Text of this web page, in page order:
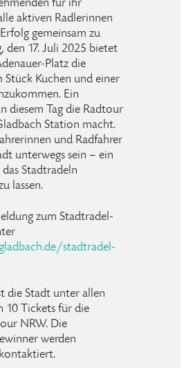
für ihr
aktiven Radlerinnen
gemeinsam zu
den 17. Juli 2025 bietet
Platz die
Stück Kuchen und einer
Ein
diesem Tag die Radtour
Station macht.
und Radfahrer
unterwegs sein – ein
Stadtradeln
lassen.
zum Stadtradel-
stadtradel-
die Stadt unter allen
10 Tickets für die
NRW. Die
werden